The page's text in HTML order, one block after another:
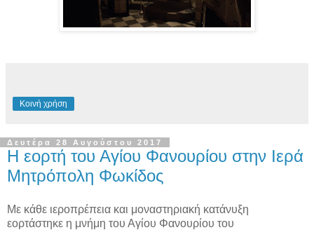
Κοινή χρήση
Δευτέρα 28 Αυγούστου 2017
Η εορτή του Αγίου Φανουρίου στην Ιερά
Μητρόπολη Φωκίδος
Με κάθε ιεροπρέπεια και μοναστηριακή κατάνυξη
εορτάστηκε η μνήμη του Αγίου Φανουρίου του